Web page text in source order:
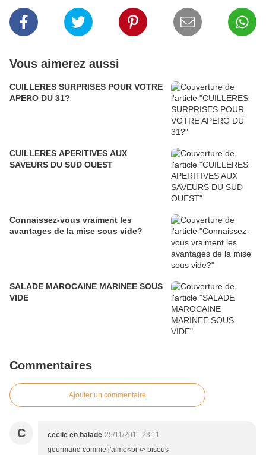
Vous aimerez aussi
CUILLERES SURPRISES POUR VOTRE
APERO DU 31?
CUILLERES APERITIVES AUX
SAVEURS DU SUD OUEST
Connaissez-vous vraiment les
avantages de la mise sous vide?
SALADE MAROCAINE MARINEE SOUS
VIDE
Commentaires
Ajouter un commentaire
C cecile en balade 25/11/2011 23:11
gourmand comme j'aime<br /> bisous